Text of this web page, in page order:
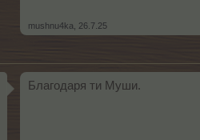
mushnu4ka 26.7.25
Благодаря ти Муши.